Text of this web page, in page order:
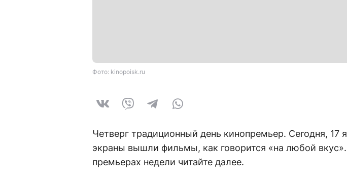
Фото: kinopoisk.ru
Четверг традиционный день кинопремьер. Сегодня, 17
экраны вышли фильмы, как говорится «на любой
премьерах недели читайте далее.